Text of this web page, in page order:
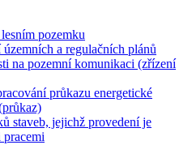
pozemku
a regulačních plánů
na pozemní komunikaci (zřízení
průkazu energetické
staveb, jejichž provedení je
pracemi